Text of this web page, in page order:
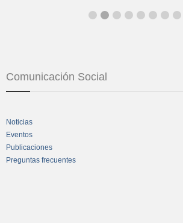
Comunicación Social
Noticias
Eventos
Publicaciones
Preguntas frecuentes